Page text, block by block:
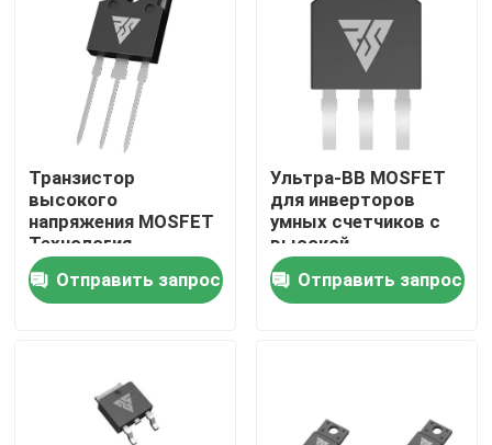
Домой
Продукты
О нас
Экскурсия по заводу
Свяжитесь с нами
Транзистор
высокого
напряжения MOSFET
Технология
сверхвысокого
напряжения
Отправить запрос
Ультра-ВВ MOSFET
для инверторов
умных счетчиков с
высокой
теплораспределением
Отправить запрос